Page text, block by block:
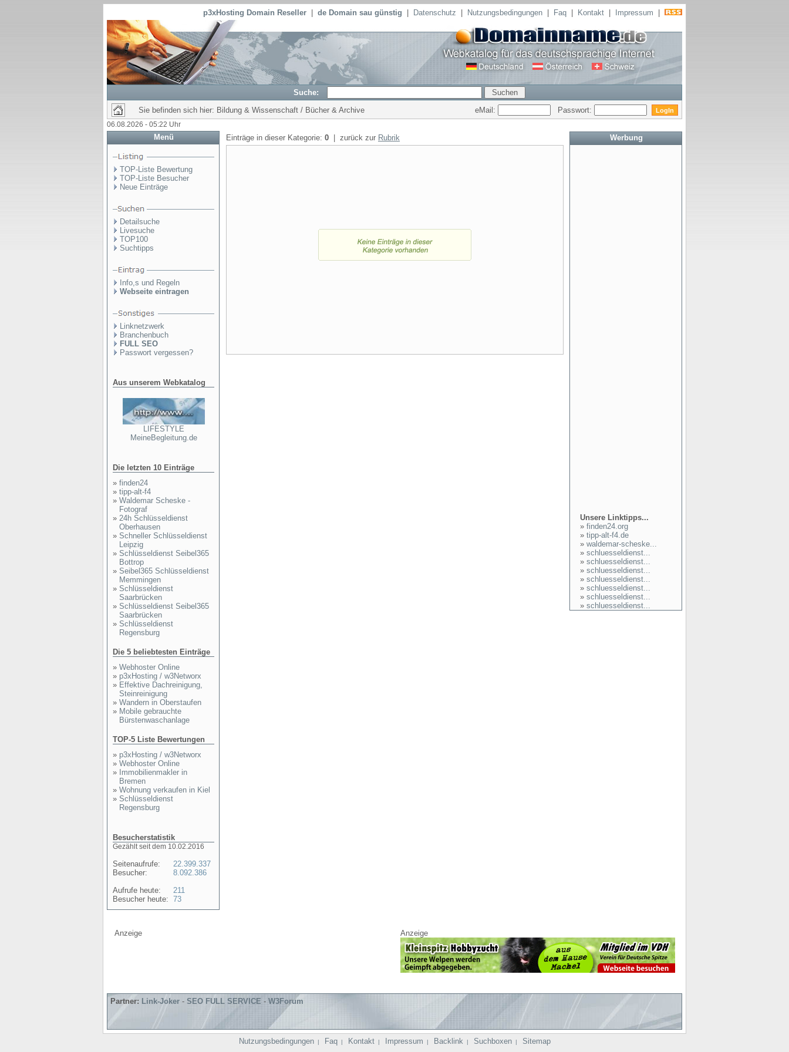
p3xHosting Domain Reseller de Domain sau günstig Datenschutz Nutzungsbedingungen Faq Kontakt Impressum
Suche:
Sie befinden sich hier: Bildung & Wissenschaft / Bücher & Archive
eMail: Passwort:
06.08.2026 - 05:22 Uhr
Menü
TOP-Liste Bewertung
TOP-Liste Besucher
Neue Einträge
Detailsuche
Livesuche
TOP100
Suchtipps
Info,s und Regeln
Webseite eintragen
Linknetzwerk
Branchenbuch
FULL SEO
Passwort vergessen?
Aus unserem Webkatalog
LIFESTYLE
MeineBegleitung.de
Die letzten 10 Einträge
» finden24
» tipp-alt-f4
» Waldemar Scheske -
Fotograf
» 24h Schlüsseldienst
Oberhausen
» Schneller Schlüsseldienst
Leipzig
» Schlüsseldienst Seibel365
Bottrop
» Seibel365 Schlüsseldienst
Memmingen
» Schlüsseldienst
Saarbrücken
» Schlüsseldienst Seibel365
Saarbrücken
» Schlüsseldienst
Regensburg
Die 5 beliebtesten Einträge
» Webhoster Online
» p3xHosting / w3Networx
» Effektive Dachreinigung,
Steinreinigung
» Wandern in Oberstaufen
» Mobile gebrauchte
Bürstenwaschanlage
TOP-5 Liste Bewertungen
» p3xHosting / w3Networx
» Webhoster Online
» Immobilienmakler in
Bremen
» Wohnung verkaufen in Kiel
» Schlüsseldienst
Regensburg
Besucherstatistik
Gezählt seit dem 10.02.2016
Seitenaufrufe:
Besucher:
Aufrufe heute:
Besucher heute:
22.399.337
8.092.386
211
73
Einträge in dieser Kategorie: 0 | zurück zur Rubrik Werbung
Unsere Linktipps...
» finden24.org
» tipp-alt-f4.de
» waldemar-scheske...
» schluesseldienst...
» schluesseldienst...
» schluesseldienst...
» schluesseldienst...
» schluesseldienst...
» schluesseldienst...
» schluesseldienst...
Anzeige Anzeige
Partner: Link-Joker - SEO FULL SERVICE - W3Forum
Nutzungsbedingungen | Faq | Kontakt | Impressum | Backlink | Suchboxen | Sitemap